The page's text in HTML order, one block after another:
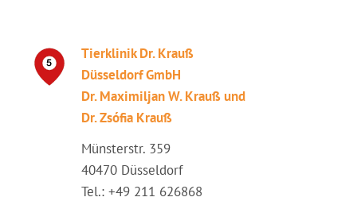
Tierklinik Dr. Krauß
Düsseldorf GmbH
Dr. Maximiljan W. Krauß und
Dr. Zsófia Krauß
Münsterstr. 359
40470 Düsseldorf
Tel.: +49 211 626868